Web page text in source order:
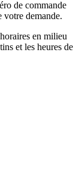
de commande
votre demande.
en milieu
et les heures de